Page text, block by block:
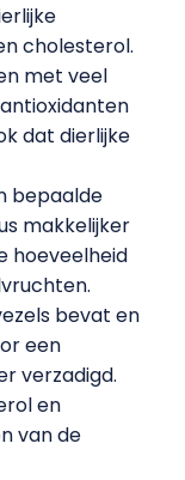
cholesterol.
met veel
dat dierlijke
bepaalde
makkelijker
hoeveelheid
bevat en
een
verzadigd.
en
van de